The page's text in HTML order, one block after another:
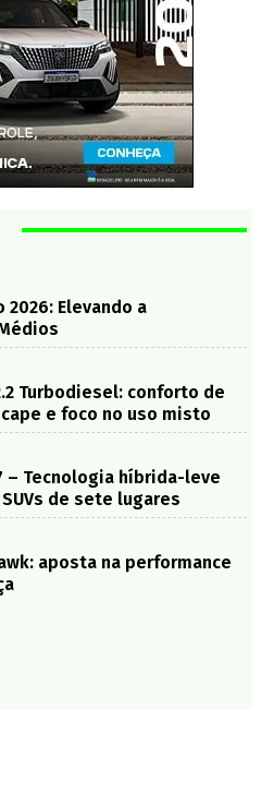
2026: Elevando a
Turbodiesel: conforto de
e foco no uso misto
– Tecnologia híbrida-leve
de sete lugares
aposta na performance